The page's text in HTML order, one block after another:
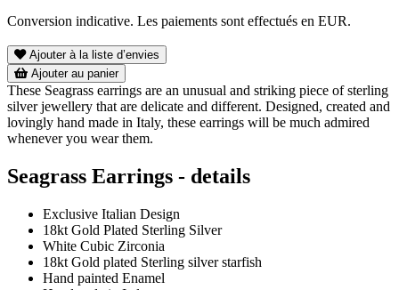
Conversion indicative. Les paiements sont effectués en EUR.
Ajouter à la liste d’envies
Ajouter au panier
These Seagrass earrings are an unusual and striking piece of sterling
silver jewellery that are delicate and different. Designed, created and
lovingly hand made in Italy, these earrings will be much admired
whenever you wear them.
Seagrass Earrings - details
Exclusive Italian Design
18kt Gold Plated Sterling Silver
White Cubic Zirconia
18kt Gold plated Sterling silver starfish
Hand painted Enamel